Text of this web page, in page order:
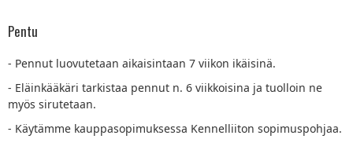
Pentu
- Pennut luovutetaan aikaisintaan 7 viikon ikäisinä.
- Eläinkääkäri tarkistaa pennut n. 6 viikkoisina ja tuolloin ne
myös sirutetaan.
- Käytämme kauppasopimuksessa Kennelliiton sopimuspohjaa.